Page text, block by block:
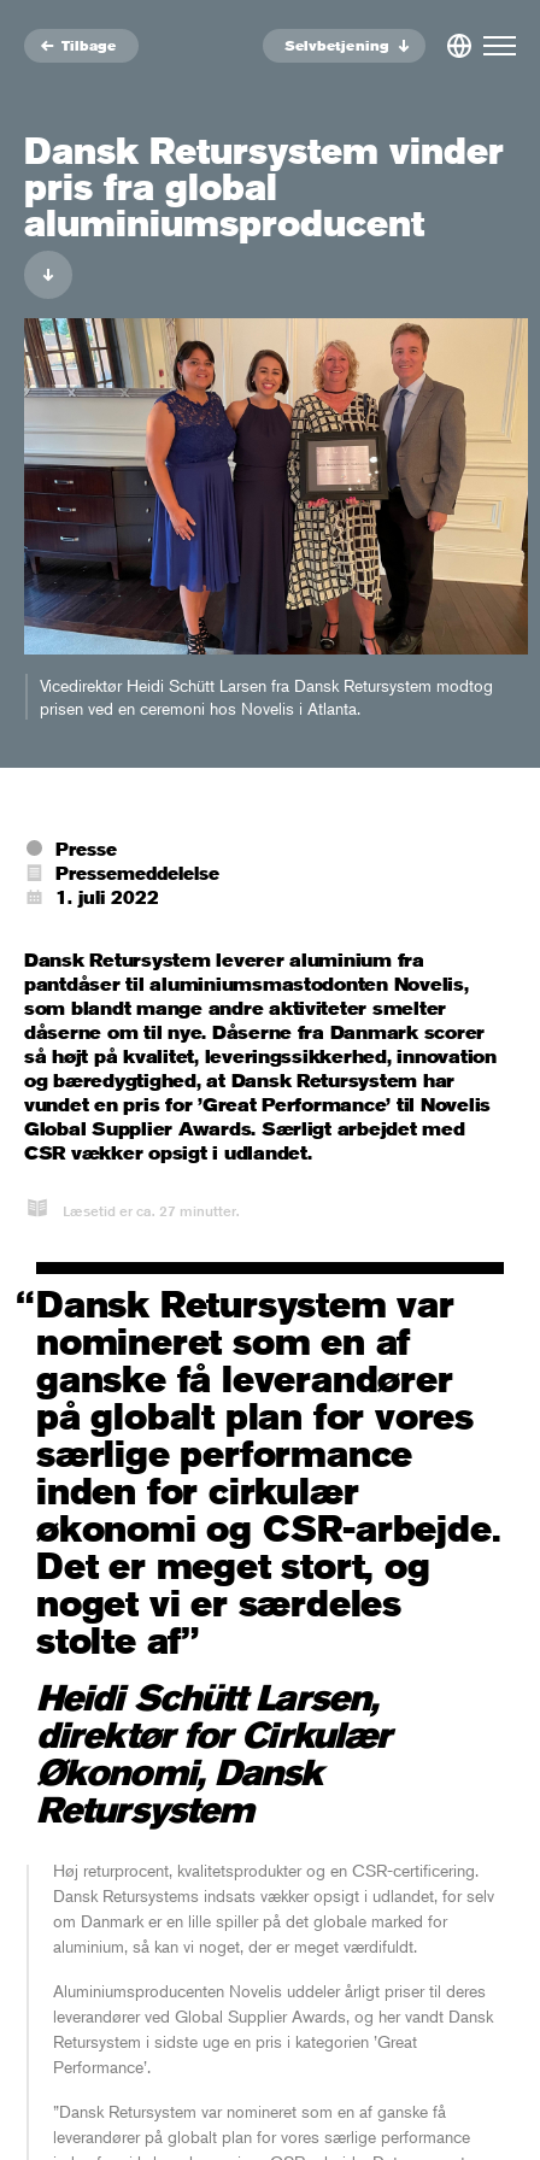
Tilbage Selvbetjening
Dansk Retursystem vinder
pris fra global
aluminiumsproducent
Vicedirektør Heidi Schütt Larsen fra Dansk Retursystem modtog
prisen ved en ceremoni hos Novelis i Atlanta.
Presse
Pressemeddelelse
1. juli 2022
Dansk Retursystem leverer aluminium fra
pantdåser til aluminiumsmastodonten Novelis,
som blandt mange andre aktiviteter smelter
dåserne om til nye. Dåserne fra Danmark scorer
så højt på kvalitet, leveringssikkerhed, innovation
og bæredygtighed, at Dansk Retursystem har
vundet en pris for ’Great Performance’ til Novelis
Global Supplier Awards. Særligt arbejdet med
CSR vækker opsigt i udlandet.
Læsetid er ca. 27 minutter.
Dansk Retursystem var
nomineret som en af
ganske få leverandører
på globalt plan for vores
særlige performance
inden for cirkulær
økonomi og CSR-arbejde.
Det er meget stort, og
noget vi er særdeles
stolte af”
Heidi Schütt Larsen,
direktør for Cirkulær
Økonomi, Dansk
Retursystem
Høj returprocent, kvalitetsprodukter og en CSR-certificering.
Dansk Retursystems indsats vækker opsigt i udlandet, for selv
om Danmark er en lille spiller på det globale marked for
aluminium, så kan vi noget, der er meget værdifuldt.
Aluminiumsproducenten Novelis uddeler årligt priser til deres
leverandører ved Global Supplier Awards, og her vandt Dansk
Retursystem i sidste uge en pris i kategorien ’Great
Performance’.
”Dansk Retursystem var nomineret som en af ganske få
leverandører på globalt plan for vores særlige performance